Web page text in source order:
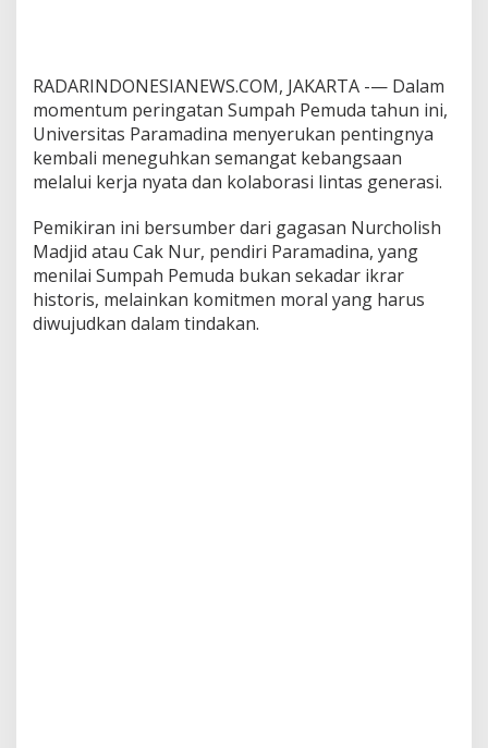
RADARINDONESIANEWS.COM, JAKARTA -— Dalam
momentum peringatan Sumpah Pemuda tahun ini,
Universitas Paramadina menyerukan pentingnya
kembali meneguhkan semangat kebangsaan
melalui kerja nyata dan kolaborasi lintas generasi.
Pemikiran ini bersumber dari gagasan Nurcholish
Madjid atau Cak Nur, pendiri Paramadina, yang
menilai Sumpah Pemuda bukan sekadar ikrar
historis, melainkan komitmen moral yang harus
diwujudkan dalam tindakan.